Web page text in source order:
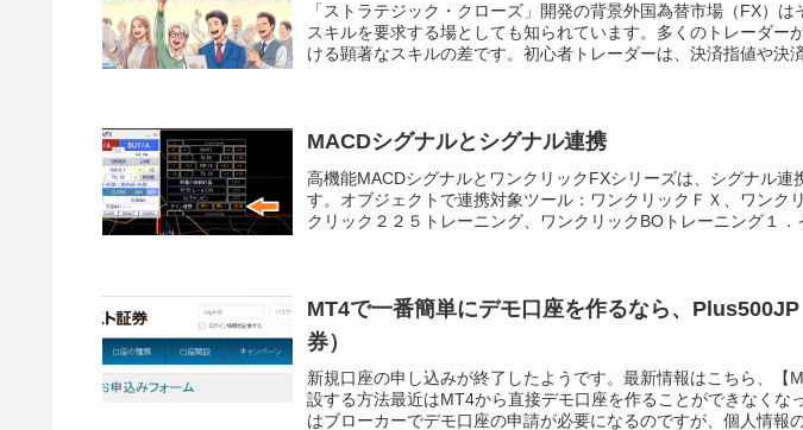
「ストラテジック・クローズ」開発の背景外国為替市場（FX）
スキルを要求する場としても知られています。多くのトレーダー
ける顕著なスキルの差です。初心者トレーダーは、決済指値や決
MACDシグナルとシグナル連携
高機能MACDシグナルとワンクリックFXシリーズは、シグナル連
す。オブジェクトで連携対象ツール：ワンクリックＦＸ、ワンク
クリック２２５トレーニング、ワンクリックBOトレーニング１．
MT4で一番簡単にデモ口座を作るなら、
券）
新規口座の申し込みが終了したようです。最新情報はこちら、【
設する方法最近はMT4から直接デモ口座を作ることができなくな
はブローカーでデモ口座の申請が必要になるのですが、個人情報の